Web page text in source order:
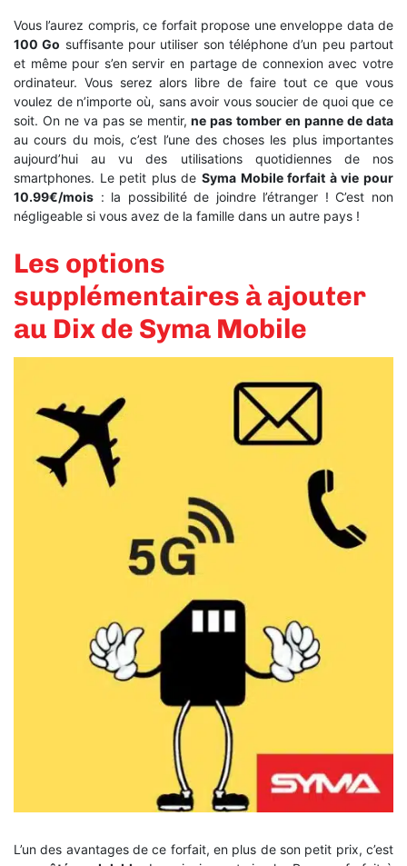
Vous l’aurez compris, ce forfait propose une enveloppe data de
100 Go suffisante pour utiliser son téléphone d’un peu partout
et même pour s’en servir en partage de connexion avec votre
ordinateur. Vous serez alors libre de faire tout ce que vous
voulez de n’importe où, sans avoir vous soucier de quoi que ce
soit. On ne va pas se mentir,ne pas tomber en panne de data
au cours du mois, c’est l’une des choses les plus importantes
aujourd’hui au vu des utilisations quotidiennes de nos
smartphones. Le petit plus de Syma Mobile forfait à vie pour
10.99€/mois : la possibilité de joindre l’étranger ! C’est non
négligeable si vous avez de la famille dans un autre pays !
Les options
supplémentaires à ajouter
au Dix de Syma Mobile
L’un des avantages de ce forfait, en plus de son petit prix, c’est